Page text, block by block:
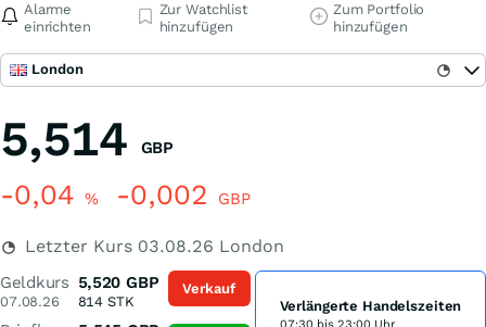
Alarme
einrichten
Zur Watchlist
hinzufügen
Zum Portfolio
hinzufügen
London
5,514 GBP
-0,04 % -0,002 GBP
Letzter Kurs 03.08.26 London
Geldkurs
07.08.26
5,520 GBP
814 STK
Verkauf
Verlängerte Handelszeiten